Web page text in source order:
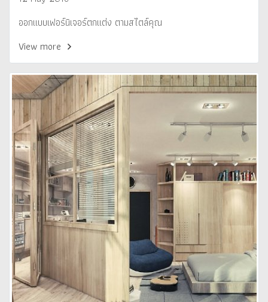
ออกแบบเฟอร์นิเจอร์ตกแต่ง ตามสไตล์คุณ
View more